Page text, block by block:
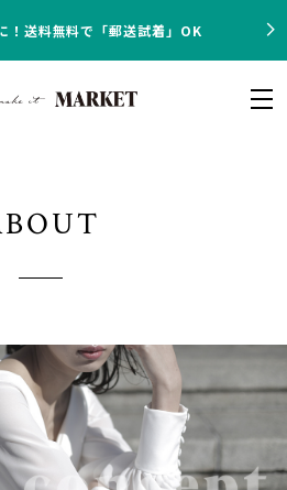
！送料無料で「郵送試着」OK